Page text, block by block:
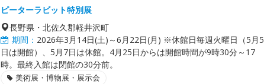
ピーターラビット特別展
長野県・北佐久郡軽井沢町
期間： 2026年3月14日(土)～6月22日(月) ※休館日毎週火曜日（5月5
日は開館）、5月7日は休館。4月25日からは開館時間が9時30分～17
時。最終入館は閉館の30分前。
美術展・博物展・展示会